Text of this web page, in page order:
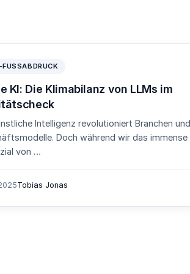
KI: Die Klimabilanz von LLMs im
Intelligenz revolutioniert Branchen und
Doch während wir das immense
von …
Tobias Jonas